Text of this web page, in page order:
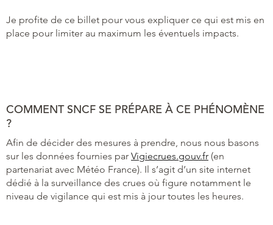
Je profite de ce billet pour vous expliquer ce qui est mis en
place pour limiter au maximum les éventuels impacts.
COMMENT SNCF SE PRÉPARE À CE PHÉNOMÈNE
?
Afin de décider des mesures à prendre, nous nous basons
sur les données fournies par Vigiecrues.gouv.fr (en
partenariat avec Météo France). Il s’agit d’un site internet
dédié à la surveillance des crues où figure notamment le
niveau de vigilance qui est mis à jour toutes les heures.